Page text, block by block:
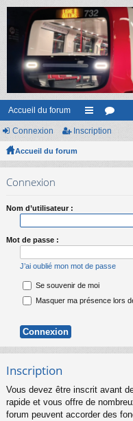
Accueil du forum
ac
s
or
Connexion Inscription
Accueil du forum
Connexion
Nom d’utilisateur :
Mot de passe :
J’ai oublié mon mot de passe
Se souvenir de moi
Masquer ma présence lors
Inscription
Vous devez être inscrit avant
rapide et vous offre de
forum peuvent accorder des